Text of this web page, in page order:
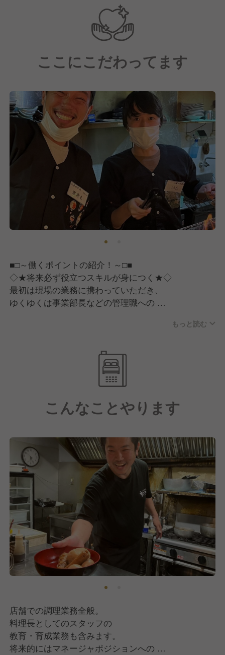
沢山の方との出会いを大切に考えています。
経験に関係なく成果が給与に直結します！
誰にでもチャンスがあります！
〜●大切にしているたったひとつの信念●〜
「会社が従業員を動かしているのではなく、
従業員一人ひとりが会社を動かしている」
という信念です。
さまざまな個性を持つスタッフが集まる
会社だからこそ、異なる価値観によって
起きる化学反応で「新しい価値」を
創っていきます。
そして、スタッフ一人ひとりに
大切にしてほしいのは
「身近なHAPPYから大きなHAPPYへ」
生活の中にある実現できそうな“幸せ”を
コツコツ叶えていくことが、
いずれ大きな“幸せ”へと
つながっていきます。
ここにこだわってます
■□～働くポイントの紹介！～□■
◇★将来必ず役立つスキルが身につく★◇
最初は現場の業務に携わっていただき、
ゆくゆくは事業部長などの管理職への
最大化させるための販売施策の考案など…。
業務内容が幅広く裁量が多い仕事なので、
飲食店を経営する上で必要なスキルが
当社で活躍の場を広げていけるのはもちろん、
飲食人として成長できる環境です◎
◇★ 店舗経営の楽しさ難しさを体感 ★◇
カフェ、イタリアン、懐石料理、居酒屋、
韓国料理などそれぞれが個性豊かで
様々なブランドを開発し、
現在では100ブランドを超えた当社。
当社のブランド開発の特徴は
本部だけで決めていないのが特徴です。
メニューだってそう。
食材、見栄え、価格帯…など、
お客様と日々接するスタッフの感覚も
大事にしてすべて決めています。
アルバイトの女子高生の意見を反映さえ
1年間で70店舗まで広がった
ブランドも実際に存在します。
もっと読む
こんなことやります
店舗での調理業務全般。
料理長としてのスタッフの
教育・育成業務も含みます。
将来的にはマネージャポジションへの